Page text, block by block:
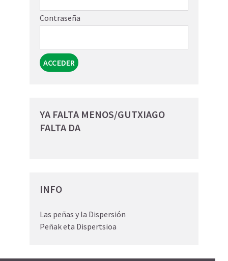
Contraseña
YA FALTA MENOS/GUTXIAGO
FALTA DA
INFO
Las peñas y la Dispersión
Peñak eta Dispertsioa